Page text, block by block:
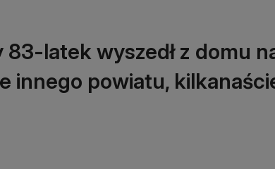
latek wyszedł z domu
innego powiatu,